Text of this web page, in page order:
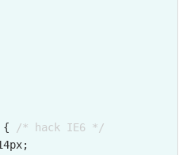
{
/* hack IE6 */